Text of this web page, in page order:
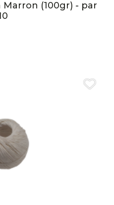
Marron (100gr) - par